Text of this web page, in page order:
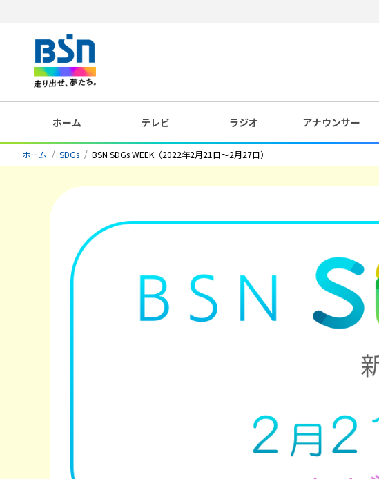
ホーム テレビ ラジオ アナウンサー
ホーム SDGs BSN SDGs WEEK（2022年2月21日～2月27日）